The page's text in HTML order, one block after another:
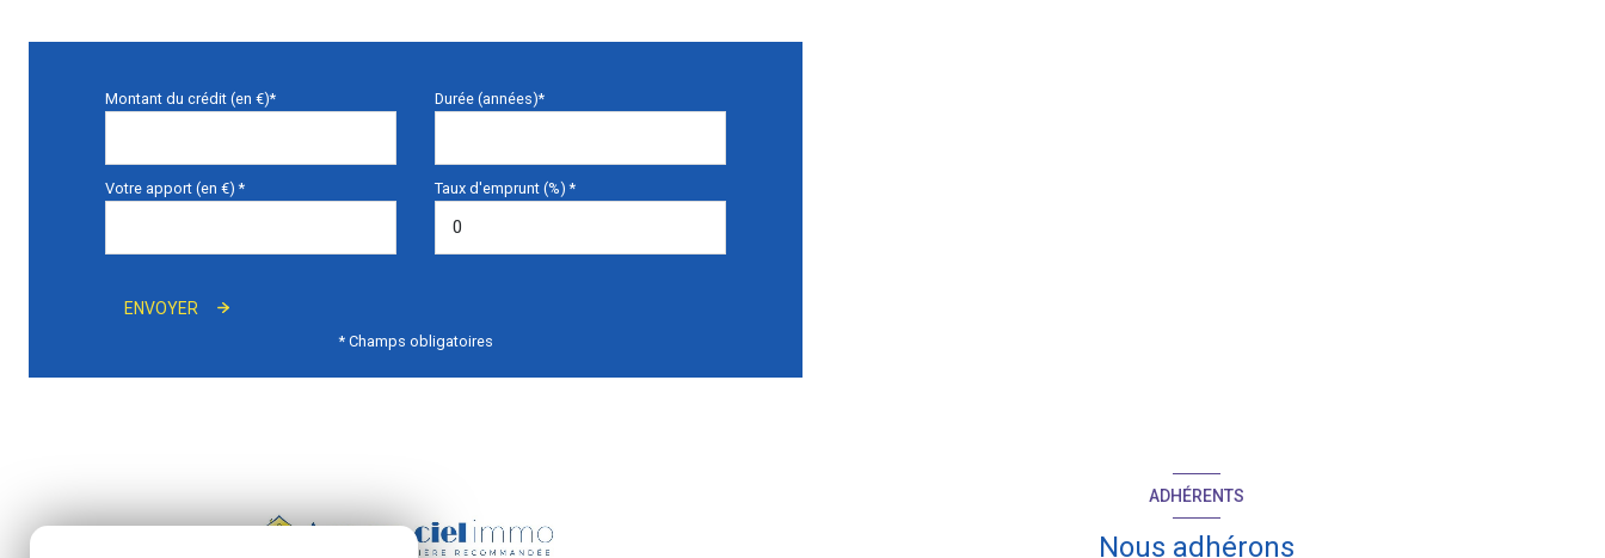
Montant du crédit (en €)* Durée (années)*
Votre apport (en €) * Taux d'emprunt (%) *
ENVOYER
* Champs obligatoires
ADHÉRENTS
Nous adhérons